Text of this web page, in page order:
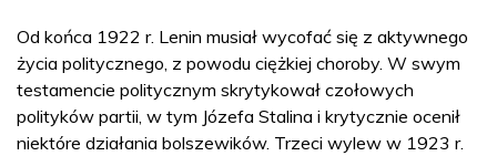
Od końca 1922 r. Lenin musiał wycofać się z aktywnego
życia politycznego, z powodu ciężkiej choroby. W swym
testamencie politycznym skrytykował czołowych
polityków partii, w tym Józefa Stalina i krytycznie ocenił
niektóre działania bolszewików. Trzeci wylew w 1923 r.